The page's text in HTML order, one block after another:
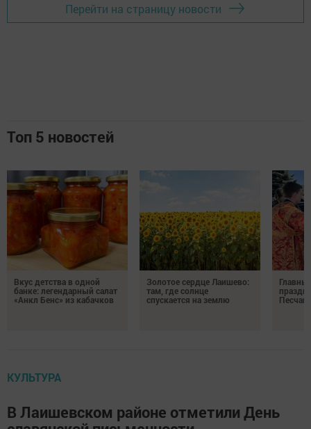
Перейти на страницу новости
Топ 5 новостей
Вкус детства в одной
банке: легендарный салат
«Анкл Бенс» из кабачков
Золотое сердце Лаишево:
там, где солнце
спускается на землю
КУЛЬТУРА
В Лаишевском районе отметили День